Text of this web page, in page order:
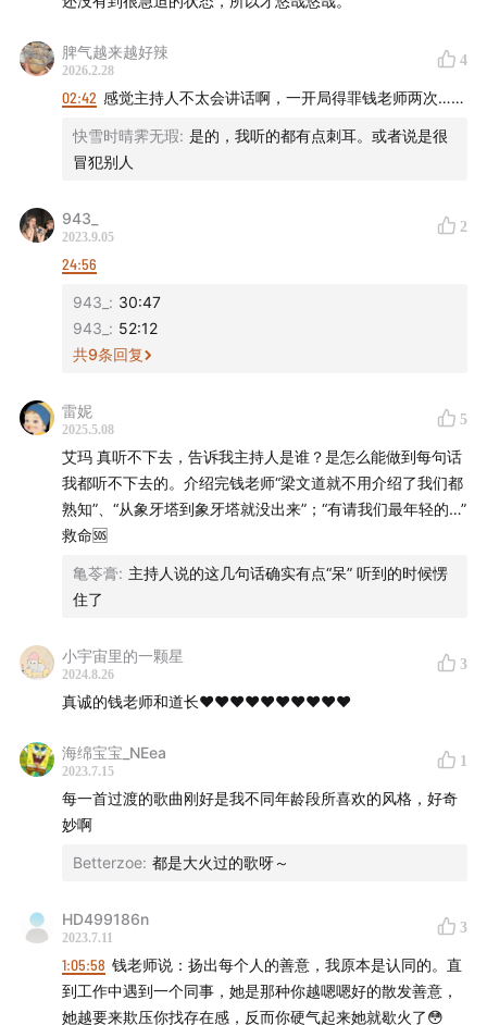
｜时间线｜
开场：嘉宾介绍
职业选择：作为职场新人，到底什么职业适合我？
07:58
职业规划：在没有职业生涯规划的情况下，选择职业
对于工作来说，什么是可规划的？什么是需要学生
27:53 学历通胀：怎样看待“学历通胀”这个现象？
职场安全感：要从哪里去寻求职场的安全感呢？这
样的安全感对于一个职场人来说意味着什么？
47:18
是继续坚持，还是选择出走？
工作的意义感？
01:01:10那些“出挑”的年轻人，他们身上有哪些吸引人的能
力呢？
往期节目
【钱钱老师去串门】：串台《姜Dora在此》｜对话人大董
脾气越来越好辣
2026.2.28
4
02:42 感觉主持人不太会讲话啊，一开局得罪钱老师两次……
快雪时晴霁无瑕: 是的，我听的都有点刺耳。或者说是很
冒犯别人
943_
2023.9.05
2
24:56
943_ : 30:47
943_ : 52:12
共9条回复
雷妮
2025.5.08
5
艾玛 真听不下去，告诉我主持人是谁？是怎么能做到每句话
我都听不下去的。介绍完钱老师“梁文道就不用介绍了我们都
熟知”、“从象牙塔到象牙塔就没出来”；“有请我们最年轻的…”
救命🆘
亀苓膏: 主持人说的这几句话确实有点“呆” 听到的时候愣
住了
小宇宙里的一颗星
2024.8.26
3
真诚的钱老师和道长❤️❤️❤️❤️❤️❤️❤️❤️❤️❤️
海绵宝宝_NEea
2023.7.15
1
每一首过渡的歌曲刚好是我不同年龄段所喜欢的风格，好奇
妙啊
Betterzoe: 都是大火过的歌呀～
HD499186n
2023.7.11
3
1:05:58 钱老师说：扬出每个人的善意，我原本是认同的。直
到工作中遇到一个同事，她是那种你越嗯嗯好的散发善意，
她越要来欺压你找存在感，反而你硬气起来她就歇火了😳